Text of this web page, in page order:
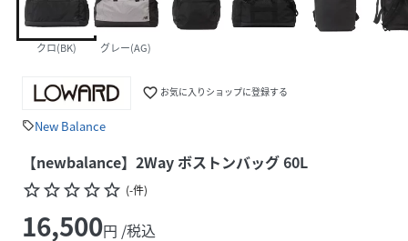
クロ(BK) グレー(AG)
favorite_border お気に入りショップに登録する
sellNew Balance
【newbalance】2Way ボストンバッグ 60L
star_borderstar_borderstar_borderstar_borderstar_border (-件)
16,500円 /税込